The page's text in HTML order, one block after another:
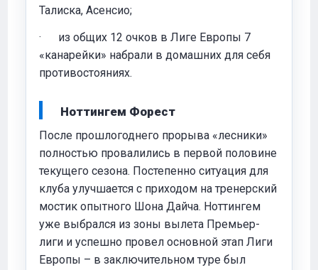
Талиска, Асенсио;
· из общих 12 очков в Лиге Европы 7
«канарейки» набрали в домашних для себя
противостояниях.
Ноттингем Форест
После прошлогоднего прорыва «лесники»
полностью провалились в первой половине
текущего сезона. Постепенно ситуация для
клуба улучшается с приходом на тренерский
мостик опытного Шона Дайча. Ноттингем
уже выбрался из зоны вылета Премьер-
лиги и успешно провел основной этап Лиги
Европы – в заключительном туре был